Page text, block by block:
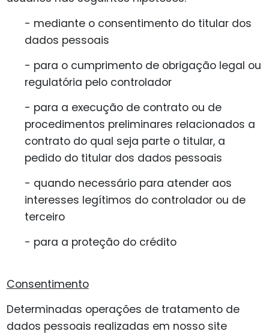
- mediante o consentimento do titular dos
dados pessoais
- para o cumprimento de obrigação legal ou
regulatória pelo controlador
- para a execução de contrato ou de
procedimentos preliminares relacionados a
contrato do qual seja parte o titular, a
pedido do titular dos dados pessoais
- quando necessário para atender aos
interesses legítimos do controlador ou de
terceiro
- para a proteção do crédito
Consentimento
Determinadas operações de tratamento de
dados pessoais realizadas em nosso site